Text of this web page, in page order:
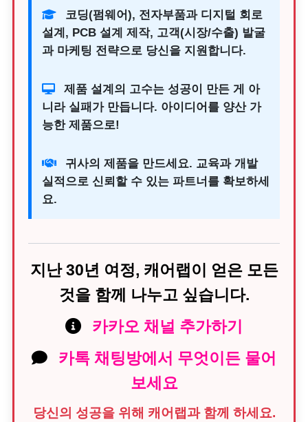
코딩(펌웨어), 전자부품과 디지털 회로
설계, PCB 설계 제작, 고객(시장/수출) 발굴
과 마케팅 전략으로 당신을 지원합니다.
제품 설계의 고수는 성공이 만든 게 아
니라 실패가 만듭니다. 아이디어를 양산 가
능한 제품으로!
귀사의 제품을 만드세요. 교육과 개발
실적으로 신뢰할 수 있는 파트너를 확보하세
요.
지난 30년 여정, 캐어랩이 얻은 모든
것을 함께 나누고 싶습니다.
카카오 채널 추가하기
카톡 채팅방에서 무엇이든 물어
보세요
당신의 성공을 위해 캐어랩과 함께 하세요.